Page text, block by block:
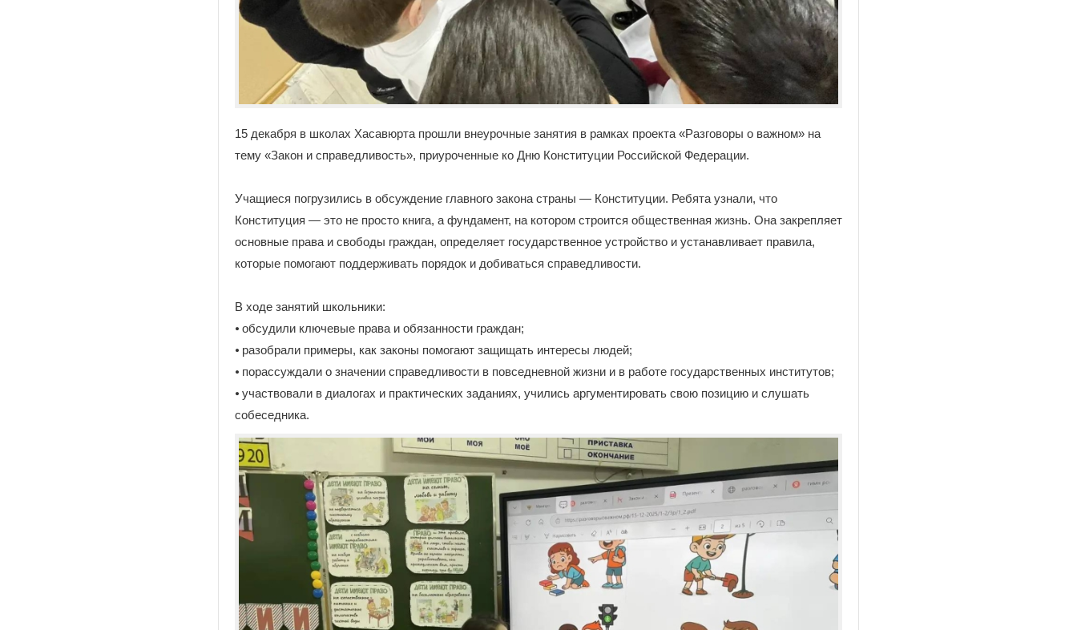
15 декабря в школах Хасавюрта прошли внеурочные занятия в рамках проекта «Разговоры о важном» на
тему «Закон и справедливость», приуроченные ко Дню Конституции Российской Федерации.
Учащиеся погрузились в обсуждение главного закона страны — Конституции. Ребята узнали, что
Конституция — это не просто книга, а фундамент, на котором строится общественная жизнь. Она закрепляет
основные права и свободы граждан, определяет государственное устройство и устанавливает правила,
которые помогают поддерживать порядок и добиваться справедливости.
В ходе занятий школьники:
⦁ обсудили ключевые права и обязанности граждан;
⦁ разобрали примеры, как законы помогают защищать интересы людей;
⦁ порассуждали о значении справедливости в повседневной жизни и в работе государственных институтов;
⦁ участвовали в диалогах и практических заданиях, учились аргументировать свою позицию и слушать
собеседника.